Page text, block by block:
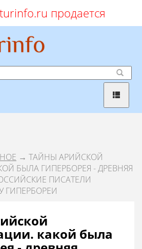
продается
→ ТАЙНЫ АРИЙСКОЙ
БЫЛА ГИПЕРБОРЕЯ - ДРЕВНЯЯ
ПИСАТЕЛИ
ГИПЕРБОРЕИ
какой была